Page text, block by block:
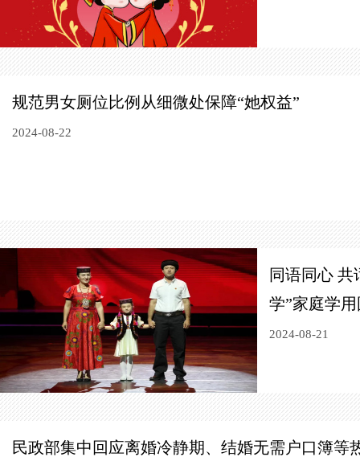
规范男女厕位比例从细微处保障“她权益”
2024-08-22
同语同心
学”家庭学
2024-08-21
民政部集中回应离婚冷静期、结婚无需户口簿等